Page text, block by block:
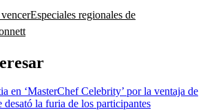
Especiales regionales de
en ‘MasterChef Celebrity’ por la ventaja de
la furia de los participantes